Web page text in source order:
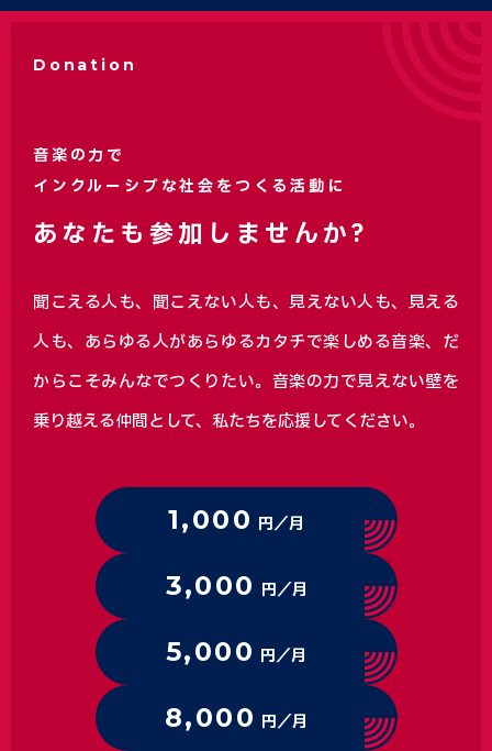
Donation
音楽の力で
インクルーシブな社会をつくる活動に
あなたも参加しませんか?
聞こえる人も、聞こえない人も、見えない人も、見える
人も、あらゆる人があらゆるカタチで楽しめる音楽、 だ
からこそみんなでつくりたい。音楽の力で見えない壁を
乗り越える仲間として、私たちを応援してください。
1,000 円／月
3,000 円／月
5,000 円／月
8,000 円／月